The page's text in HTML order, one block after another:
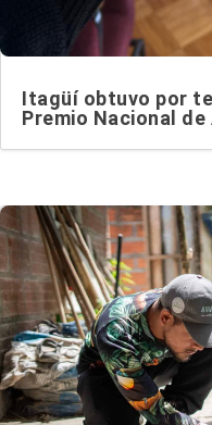
Itagüí obtuvo por
Premio Nacional